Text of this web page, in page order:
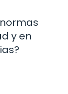
y en